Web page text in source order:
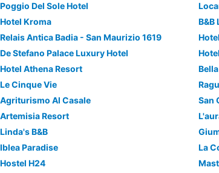
Poggio Del Sole Hotel
Hotel Kroma
B&B
Relais Antica Badia - San Maurizio 1619
De Stefano Palace Luxury Hotel
Hotel Athena Resort
Le Cinque Vie
Agriturismo Al Casale
San
Artemisia Resort
Linda's B&B
Iblea Paradise
La
Hostel H24